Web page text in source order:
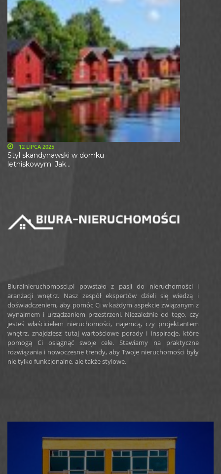
Styl skandynawski w domku
letniskowym: Jak...
12 LIPCA 2025
Biurainieruchomosci.pl powstało z pasji do nieruchomości i
aranżacji wnętrz. Nasz zespół ekspertów dzieli się wiedzą i
doświadczeniem, aby pomóc Ci w każdym aspekcie związanym z
wynajmem i urządzaniem przestrzeni. Niezależnie od tego, czy
jesteś właścicielem nieruchomości, najemcą, czy projektantem
wnętrz, znajdziesz tutaj wartościowe porady i inspiracje, które
pomogą Ci osiągnąć swoje cele. Stawiamy na praktyczne
rozwiązania i nowoczesne trendy, aby Twoje nieruchomości były
nie tylko funkcjonalne, ale także stylowe.